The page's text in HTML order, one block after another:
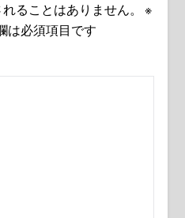
ることはありません。
※
は必須項目です